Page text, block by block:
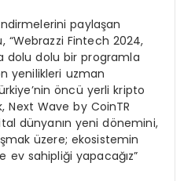
paylaşan
“Webrazzi Fintech 2024,
dolu dolu bir programla
yenilikleri uzman
öncü yerli kripto
Next Wave by CoinTR
dünyanın yeni dönemini,
üzere; ekosistemin
ev sahipliği yapacağız”